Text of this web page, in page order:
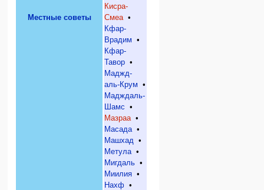
Местные советы
Кисра-
Смеа •
Кфар-
Врадим •
Кфар-
Тавор •
Маджд-
аль-Крум •
Мадждаль-
Шамс •
Мазраа •
Масада •
Машхад •
Метула •
Мигдаль •
Миилия •
Нахф •